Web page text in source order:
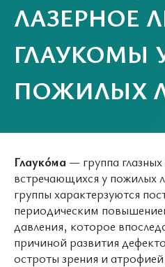
ЛАЗЕРНОЕ
ГЛАУКОМЫ
ПОЖИЛЫХ
Глауко́ма — группа
встречающихся у пожилых
группы характерзуются
периодическим
давления, которое
причиной развития
остроты зрения и